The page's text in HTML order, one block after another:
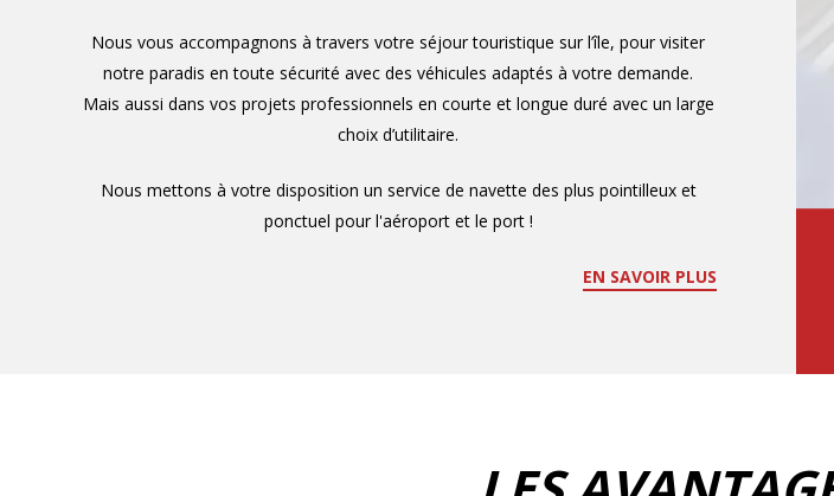
Nous vous accompagnons à travers votre séjour touristique sur l’île, pour visiter
notre paradis en toute sécurité avec des véhicules adaptés à votre demande.
Mais aussi dans vos projets professionnels en courte et longue duré avec un large
choix d’utilitaire.
Nous mettons à votre disposition un service de navette des plus pointilleux et
ponctuel pour l'aéroport et le port !
préparation de votre aventure martiniquaise, pour que chaque trajet devienne
EN SAVOIR PLUS